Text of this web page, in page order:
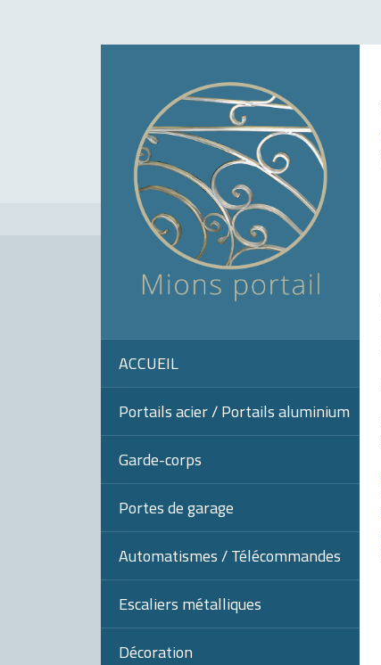
ACCUEIL
Portails acier / Portails aluminium
Garde-corps
Portes de garage
Automatismes / Télécommandes
Escaliers métalliques
Décoration